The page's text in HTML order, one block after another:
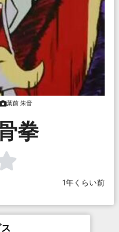
葉前 朱音
拳
1年くらい前